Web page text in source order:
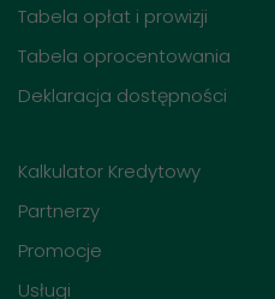
Tabela opłat i prowizji
Tabela oprocentowania
Deklaracja dostępności
Kalkulator Kredytowy
Partnerzy
Promocje
Usługi